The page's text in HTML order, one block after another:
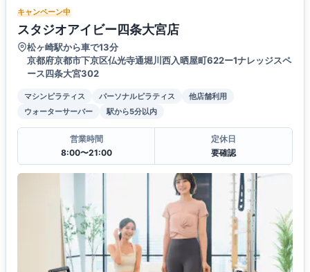
キャンペーン中
スタジオアイビー四条大宮店
松ヶ崎駅から車で13分
京都府京都市下京区仏光寺通堀川西入晒屋町622ー1ナレッジスペ
ース四条大宮302
マシンピラティス パーソナルピラティス
他店舗利用
ウォーターサーバー
駅から5分以内
営業時間
8:00〜21:00
定休日
要確認